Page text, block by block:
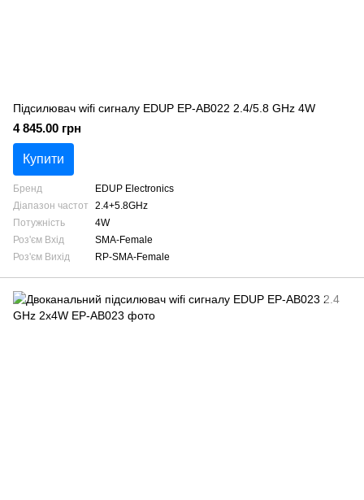
Підсилювач wifi сигналу EDUP EP-AB022 2.4/5.8 GHz 4W
4 845.00 грн
Купити
Бренд
EDUP Electronics
Діапазон частот
2.4+5.8GHz
Потужність
4W
Роз'єм Вхід
SMA-Female
Роз'єм Вихід
RP-SMA-Female